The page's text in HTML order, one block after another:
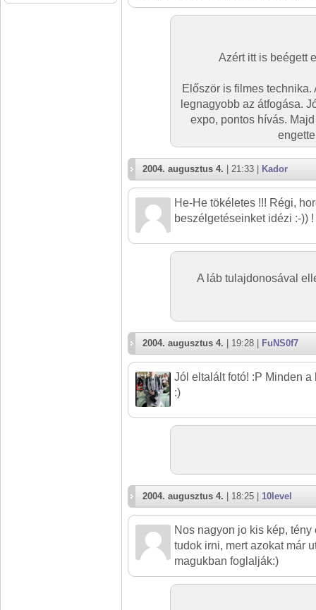
Azért itt is beégett
Először is filmes
legnagyobb az átfogása.
expo, pontos hívás.
2004. augusztus 4. | 21:33 | Kador
He-He tökéletes !!! Régi,
beszélgetéseinket idézi :-)) !
A láb tulajdonosával
2004. augusztus 4. | 19:28 | FuNS0f7
Jól eltalált fotó! :P Minden
:)
2004. augusztus 4. | 18:25 | 10level
Nos nagyon jo kis kép,
tudok irni, mert azokat már
magukban foglalják:)